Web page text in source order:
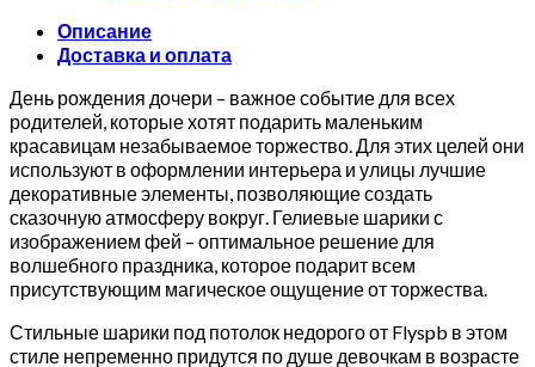
Описание
Доставка и оплата
День рождения дочери – важное событие для всех
родителей, которые хотят подарить маленьким
красавицам незабываемое торжество. Для этих целей они
используют в оформлении интерьера и улицы лучшие
декоративные элементы, позволяющие создать
сказочную атмосферу вокруг. Гелиевые шарики с
изображением фей – оптимальное решение для
волшебного праздника, которое подарит всем
присутствующим магическое ощущение от торжества.
Стильные шарики под потолок недорого от Flyspb в этом
стиле непременно придутся по душе девочкам в возрасте